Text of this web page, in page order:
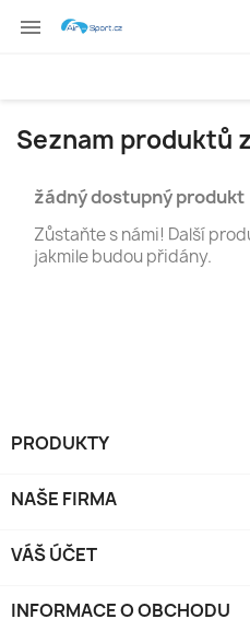

Seznam produktů
žádný dostupný produkt
Zůstaňte s námi! Další
jakmile budou přidány.
PRODUKTY
NAŠE FIRMA
VÁŠ ÚČET
INFORMACE O OBCHODU